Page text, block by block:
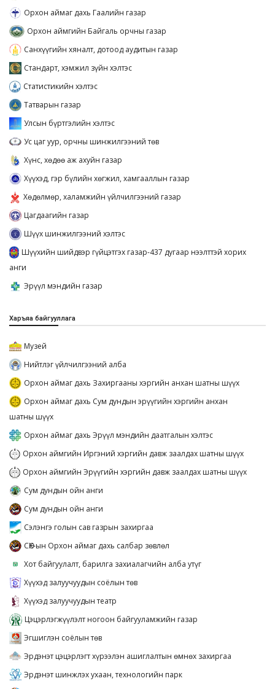
Орхон аймаг дахь Гаалийн газар
Орхон аймгийн Байгаль орчны газар
Санхүүгийн хяналт, дотоод аудитын газар
Стандарт, хэмжил зүйн хэлтэс
Статистикийн хэлтэс
Татварын газар
Улсын бүртгэлийн хэлтэс
Ус цаг уур, орчны шинжилгээний төв
Хүнс, хөдөө аж ахуйн газар
Хүүхэд, гэр бүлийн хөгжил, хамгааллын газар
Хөдөлмөр, халамжийн үйлчилгээний газар
Цагдаагийн газар
Шүүх шинжилгээний хэлтэс
Шүүхийн шийдвэр гүйцэтгэх газар-437 дугаар нээлттэй хорих
анги
Эрүүл мэндийн газар
Харъяа байгууллага
Музей
Нийтлэг үйлчилгээний алба
Орхон аймаг дахь Захиргааны хэргийн анхан шатны шүүх
Орхон аймаг дахь Сум дундын эрүүгийн хэргийн анхан
шатны шүүх
Орхон аймаг дахь Эрүүл мэндийн даатгалын хэлтэс
Орхон аймгийн Иргэний хэргийн давж заалдах шатны шүүх
Орхон аймгийн Эрүүгийн хэргийн давж заалдах шатны шүүх
Сум дундын ойн анги
Сум дундын ойн анги
Сэлэнгэ голын сав газрын захиргаа
СӨХ-ын Орхон аймаг дахь салбар зөвлөл
Хот байгуулалт, барилга захиалагчийн алба утүг
Хүүхэд залуучуудын соёлын төв
Хүүхэд залуучуудын театр
Цэцэрлэгжүүлэлт ногоон байгууламжийн газар
Эгшиглэн соёлын төв
Эрдэнэт цэцэрлэгт хүрээлэн ашиглалтын өмнөх захиргаа
Эрдэнэт шинжлэх ухаан, технологийн парк